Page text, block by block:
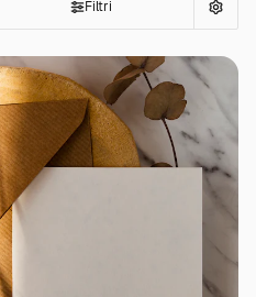
Filtri